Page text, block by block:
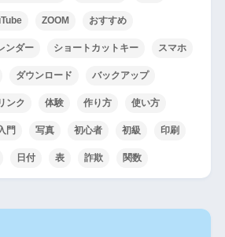
ZOOM おすすめ
ンダー ショートカットキー スマホ
ダウンロード バックアップ
ンク 体験 作り方 使い方
門 写真 初心者 初級 印刷
日付 表 詐欺 関数